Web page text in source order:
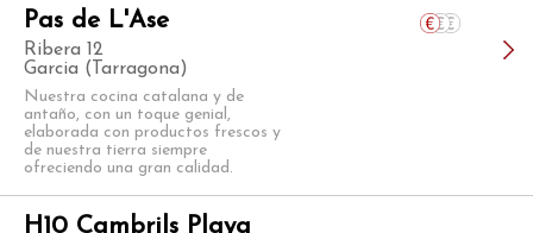
Pas de L'Ase
Ribera 12
Garcia (Tarragona)
Nuestra cocina catalana y de
antaño, con un toque genial,
elaborada con productos frescos y
de nuestra tierra siempre
ofreciendo una gran calidad.
H10 Cambrils Playa